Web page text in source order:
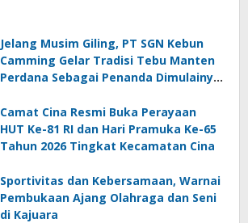
Jelang Musim Giling, PT SGN Kebun
Camming Gelar Tradisi Tebu Manten
Perdana Sebagai Penanda Dimulainya
Camat Cina Resmi Buka Perayaan
HUT Ke-81 RI dan Hari Pramuka Ke-65
Tahun 2026 Tingkat Kecamatan Cina
Sportivitas dan Kebersamaan, Warnai
Pembukaan Ajang Olahraga dan Seni
di Kajuara